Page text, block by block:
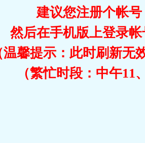
建议您注册个帐号
然后在手机版上登录
温馨提示：此时刷新无
（繁忙时段：中午11